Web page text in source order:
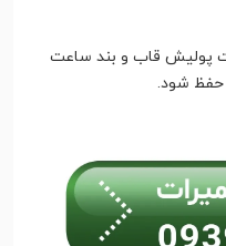
پولیش قاب و بند ساعت
حفظ شود.